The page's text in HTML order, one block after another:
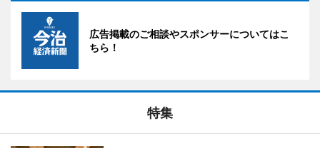
広告掲載のご相談やスポンサーについてはこ
ちら！
特集